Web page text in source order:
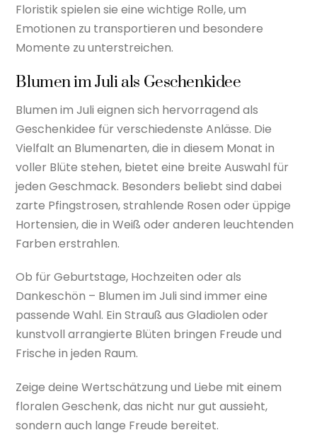
Floristik spielen sie eine wichtige Rolle, um
Emotionen zu transportieren und besondere
Momente zu unterstreichen.
Blumen im Juli als Geschenkidee
Blumen im Juli eignen sich hervorragend als
Geschenkidee für verschiedenste Anlässe. Die
Vielfalt an Blumenarten, die in diesem Monat in
voller Blüte stehen, bietet eine breite Auswahl für
jeden Geschmack. Besonders beliebt sind dabei
zarte Pfingstrosen, strahlende Rosen oder üppige
Hortensien, die in Weiß oder anderen leuchtenden
Farben erstrahlen.
Ob für Geburtstage, Hochzeiten oder als
Dankeschön – Blumen im Juli sind immer eine
passende Wahl. Ein Strauß aus Gladiolen oder
kunstvoll arrangierte Blüten bringen Freude und
Frische in jeden Raum.
Zeige deine Wertschätzung und Liebe mit einem
floralen Geschenk, das nicht nur gut aussieht,
sondern auch lange Freude bereitet.